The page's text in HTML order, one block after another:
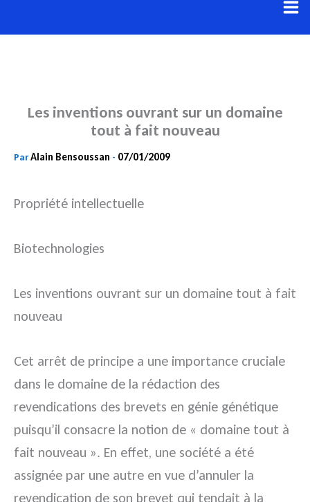
au
Les inventions ouvrant sur un domaine
tout à fait nouveau
ParAlain Bensoussan - 07/01/2009
Propriété intellectuelle
Biotechnologies
Les inventions ouvrant sur un domaine tout à fait
nouveau
Cet arrêt de principe a une importance cruciale
dans le domaine de la rédaction des
revendications des brevets en génie génétique
puisqu’il consacre la notion de « domaine tout à
fait nouveau ». En effet, une société a été
assignée par une autre en vue d’annuler la
revendication de son brevet qui tendait à la